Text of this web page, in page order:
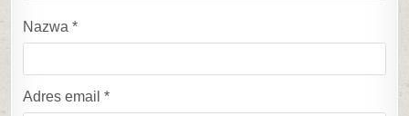
Nazwa*
Adres email*